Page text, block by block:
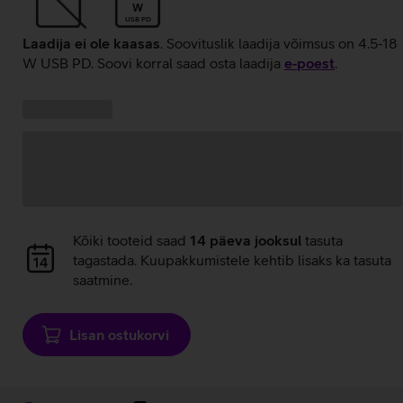
W
USB PD
Laadija ei ole kaasas. Soovituslik laadija võimsus on 4.5-18
W USB PD. Soovi korral saad osta laadija e‑poest.
Andmete
laadimine
Kõiki tooteid saad 14 päeva jooksul tasuta
tagastada. Kuupakkumistele kehtib lisaks ka tasuta
saatmine.
Lisan ostukorvi